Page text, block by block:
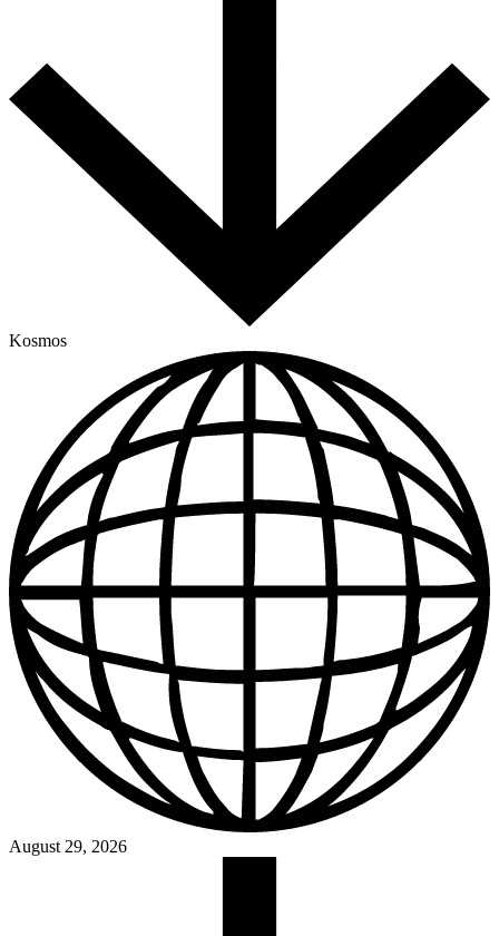
Kosmos
August 29, 2026